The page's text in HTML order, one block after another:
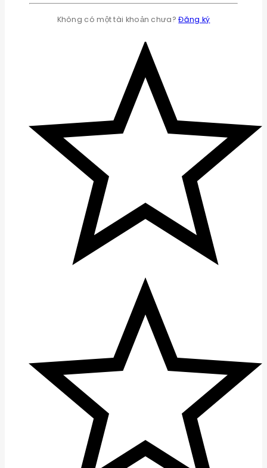
Không có một tài khoản chưa?Đăng ký